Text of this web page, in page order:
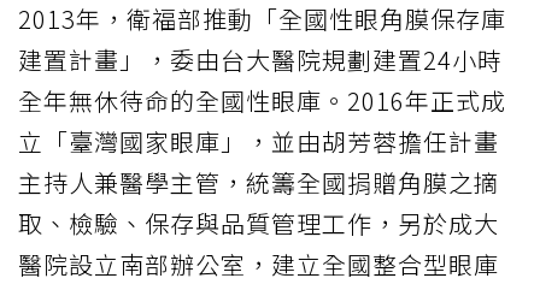
2013年，衛福部推動「全國性眼角膜保存庫
建置計畫」，委由台大醫院規劃建置24小時
全年無休待命的全國性眼庫。2016年正式成
立「臺灣國家眼庫」，並由胡芳蓉擔任計畫
主持人兼醫學主管，統籌全國捐贈角膜之摘
取、檢驗、保存與品質管理工作，另於成大
醫院設立南部辦公室，建立全國整合型眼庫